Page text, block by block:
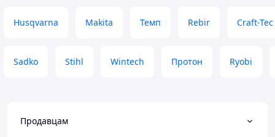
Husqvarna Makita Темп Rebir Craft-Tec
Sadko Stihl Wintech Протон Ryobi
Продавцам